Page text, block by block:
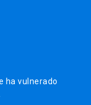
ha vulnerado